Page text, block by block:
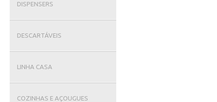
DISPENSERS
DESCARTÁVEIS
LINHA CASA
COZINHAS E AÇOUGUES